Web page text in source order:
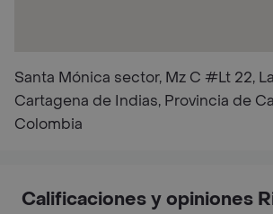
Santa Mónica sector, Mz C #Lt 22,
Cartagena de Indias, Provincia de
Colombia
Calificaciones y opiniones